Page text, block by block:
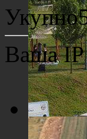
Археолошко
Плажа
Укупно
Ваша IP